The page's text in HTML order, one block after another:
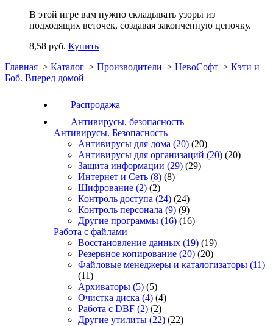
В этой игре вам нужно складывать узоры из
подходящих веточек, создавая законченную цепочку.
8,58 руб. Купить
Главная > Каталог > Производители > НевоСофт > Кэти и
Боб. Вперед домой
Распродажа
Антивирусы, безопасность
Антивирусы. Безопасность
Антивирусы для дома (20) (20)
Антивирусы для организаций (20) (20)
Защита информации (29) (29)
Интернет и Сеть (8) (8)
Шифрование (2) (2)
Контроль доступа (24) (24)
Контроль персонала (9) (9)
Другие программы (16) (16)
Работа с файлами
Восстановление данных (19) (19)
Резервное копирование (20) (20)
Файловые менеджеры и каталогизаторы (11)
(11)
Архиваторы (5) (5)
Очистка диска (4) (4)
Работа с DBF (2) (2)
Другие утилиты (22) (22)